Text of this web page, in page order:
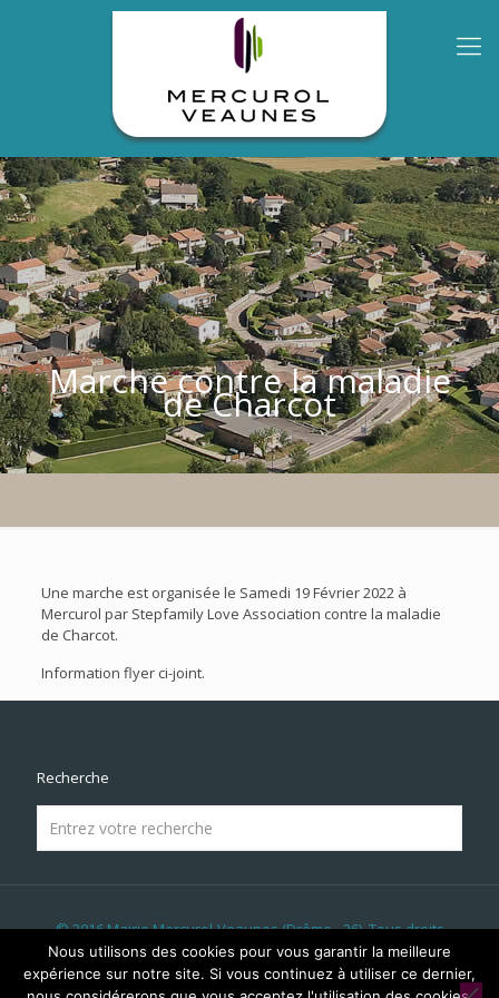
Marche contre la maladie
de Charcot
Une marche est organisée le Samedi 19 Février 2022 à
Mercurol par Stepfamily Love Association contre la maladie
de Charcot.
Information flyer ci-joint.
Recherche
© 2016 Mairie Mercurol-Veaunes (Drôme - 26). Tous droits
réservés | Réalisé parLICOM Développement|Mentions
Légales|RGPD|Liens & Partenaires|Panneau Lumineux|
Évènements
Nous utilisons des cookies pour vous garantir la meilleure
expérience sur notre site. Si vous continuez à utiliser ce dernier,